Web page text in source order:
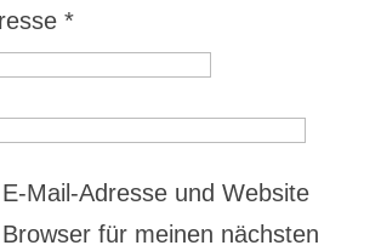
*
Mail-Adresse und Website
für meinen nächsten